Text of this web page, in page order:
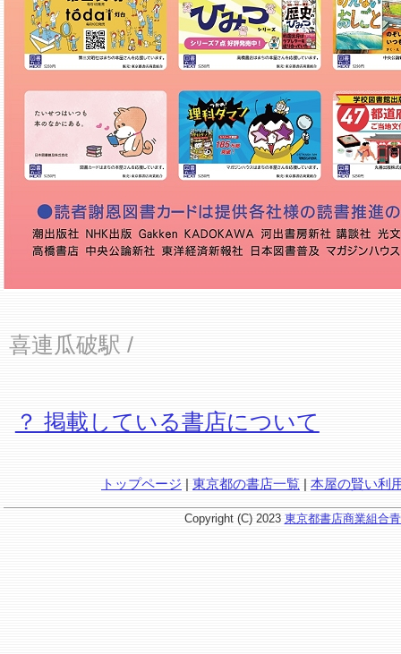
喜連瓜破駅 /
？ 掲載している書店について
トップページ | 東京都の書店一覧 | 本屋の賢い利
Copyright (C) 2023 東京都書店商業組合